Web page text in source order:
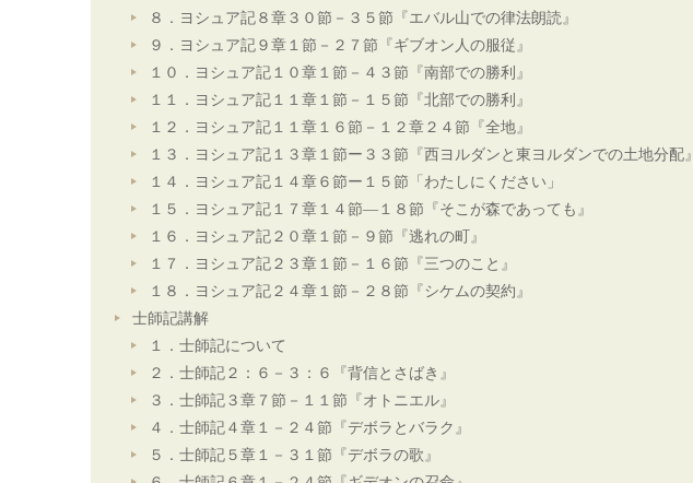
８．ヨシュア記８章３０節－３５節『エバル山での律法朗読』
９．ヨシュア記９章１節－２７節『ギブオン人の服従』
１０．ヨシュア記１０章１節－４３節『南部での勝利』
１１．ヨシュア記１１章１節－１５節『北部での勝利』
１２．ヨシュア記１１章１６節－１２章２４節『全地』
１３．ヨシュア記１３章１節ー３３節『西ヨルダンと東ヨルダンでの土地分配』
１４．ヨシュア記１４章６節ー１５節「わたしにください」
１５．ヨシュア記１７章１４節―１８節『そこが森であっても』
１６．ヨシュア記２０章１節－９節『逃れの町』
１７．ヨシュア記２３章１節－１６節『三つのこと』
１８．ヨシュア記２４章１節－２８節『シケムの契約』
士師記講解
１．士師記について
２．士師記２：６－３：６『背信とさばき』
３．士師記３章７節－１１節『オトニエル』
４．士師記４章１－２４節『デボラとバラク』
５．士師記５章１－３１節『デボラの歌』